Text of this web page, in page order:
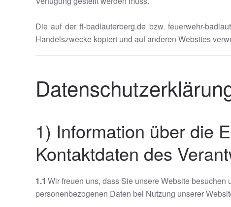
Die auf der ff-badlauterberg.de bzw. feuerwehr-
Handelszwecke kopiert und auf anderen Websites
1) Information über die
Kontaktdaten des
1.1 Wir freuen uns, dass Sie unsere Website
personenbezogenen Daten bei Nutzung unserer